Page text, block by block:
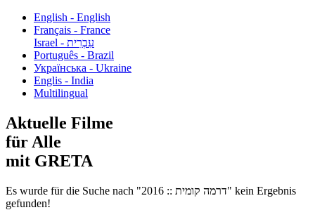
English - English
Français - France
עִבְרִית - Israel
Português - Brazil
Українська - Ukraine
Englis - India
Multilingual
Aktuelle Filme
für Alle
mit GRETA
Es wurde für die Suche nach "2016 :: דרמה קומית" kein Ergebnis
gefunden!